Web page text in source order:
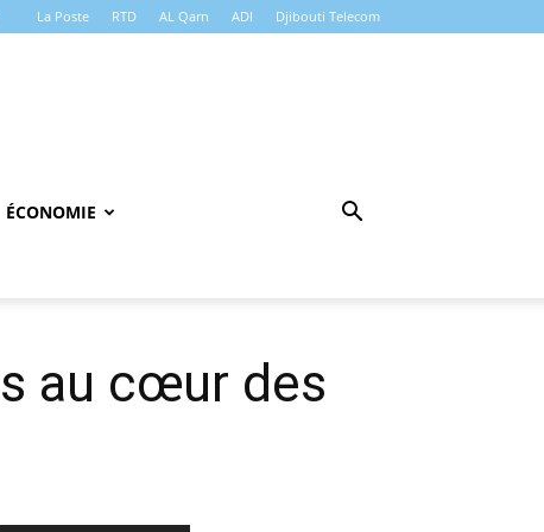
La Poste RTD AL Qarn ADI Djibouti Telecom
ÉCONOMIE
au cœur des